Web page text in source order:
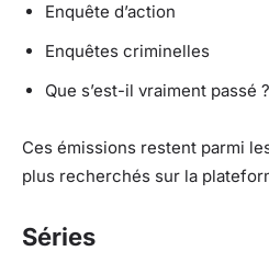
Enquête d’action
Enquêtes criminelles
Que s’est-il vraiment passé ?
Ces émissions restent parmi
plus recherchés sur la
Séries